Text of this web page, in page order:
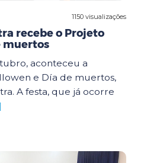
1150 visualizações
recebe o Projeto
muertos
aconteceu a
e Día de muertos,
A festa, que já ocorre